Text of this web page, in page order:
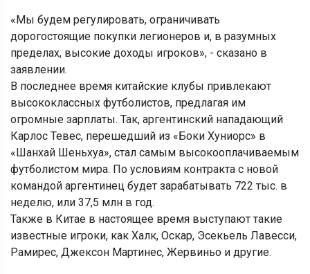
«Мы будем регулировать, ограничивать
дорогостоящие покупки легионеров и, в разумных
пределах, высокие доходы игроков», - сказано в
заявлении.
В последнее время китайские клубы привлекают
высококлассных футболистов, предлагая им
огромные зарплаты. Так, аргентинский нападающий
Карлос Тевес, перешедший из «Боки Хуниорс» в
«Шанхай Шеньхуа», стал самым высокооплачиваемым
футболистом мира. По условиям контракта с новой
командой аргентинец будет зарабатывать 722 тыс. в
неделю, или 37,5 млн в год.
Также в Китае в настоящее время выступают такие
известные игроки, как Халк, Оскар, Эсекьель Лавесси,
Рамирес, Джексон Мартинес, Жервиньо и другие.